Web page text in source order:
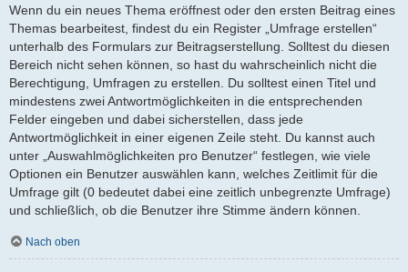
Wenn du ein neues Thema eröffnest oder den ersten Beitrag eines
Themas bearbeitest, findest du ein Register „Umfrage erstellen“
unterhalb des Formulars zur Beitragserstellung. Solltest du diesen
Bereich nicht sehen können, so hast du wahrscheinlich nicht die
Berechtigung, Umfragen zu erstellen. Du solltest einen Titel und
mindestens zwei Antwortmöglichkeiten in die entsprechenden
Felder eingeben und dabei sicherstellen, dass jede
Antwortmöglichkeit in einer eigenen Zeile steht. Du kannst auch
unter „Auswahlmöglichkeiten pro Benutzer“ festlegen, wie viele
Optionen ein Benutzer auswählen kann, welches Zeitlimit für die
Umfrage gilt (0 bedeutet dabei eine zeitlich unbegrenzte Umfrage)
und schließlich, ob die Benutzer ihre Stimme ändern können.
Nach oben